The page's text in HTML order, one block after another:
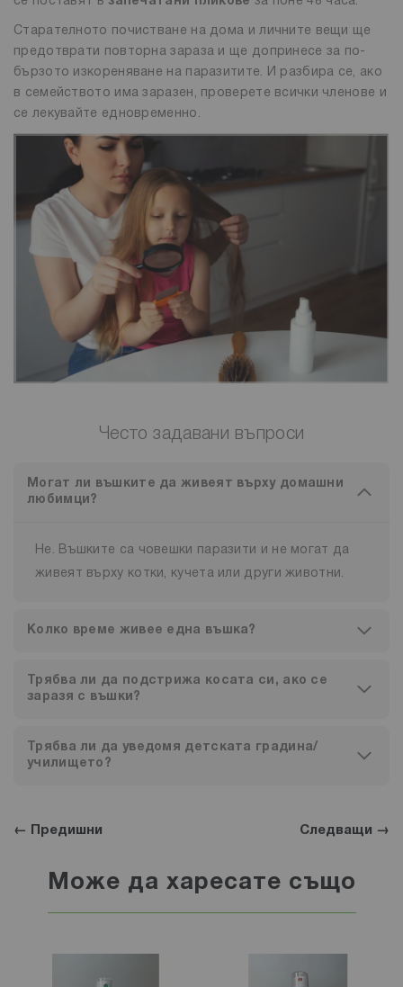
Старателното почистване на дома и личните вещи ще
предотврати повторна зараза и ще допринесе за по-
бързото изкореняване на паразитите. И разбира се, ако
в семейството има заразен, проверете всички членове и
се лекувайте едновременно.
Често задавани въпроси
Могат ли въшките да живеят върху домашни
любимци?
Не. Въшките са човешки паразити и не могат да
живеят върху котки, кучета или други животни.
Колко време живее една въшка?
Трябва ли да подстрижа косата си, ако се
заразя с въшки?
Трябва ли да уведомя детската градина/
училището?
← Предишни Следващи →
Може да харесате също